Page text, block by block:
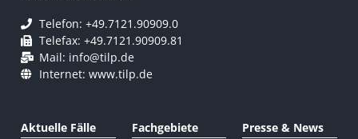
Telefon: +49.7121.90909.0
Telefax: +49.7121.90909.81
Mail: info@tilp.de
Internet: www.tilp.de
Aktuelle Fälle Fachgebiete Presse & News